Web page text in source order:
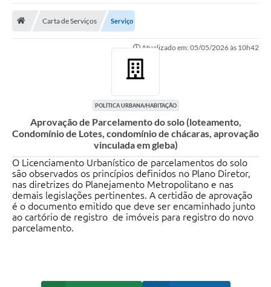
Carta de Serviços Serviço
Atualizado em: 05/05/2026 às 10h42
POLÍTICA URBANA/HABITAÇÃO
Aprovação de Parcelamento do solo (loteamento,
Condomínio de Lotes, condomínio de chácaras, aprovação
vinculada em gleba)
O Licenciamento Urbanístico de parcelamentos do solo
são observados os princípios definidos no Plano Diretor,
nas diretrizes do Planejamento Metropolitano e nas
demais legislações pertinentes. A certidão de aprovação
é o documento emitido que deve ser encaminhado junto
ao cartório de registro de imóveis para registro do novo
parcelamento.